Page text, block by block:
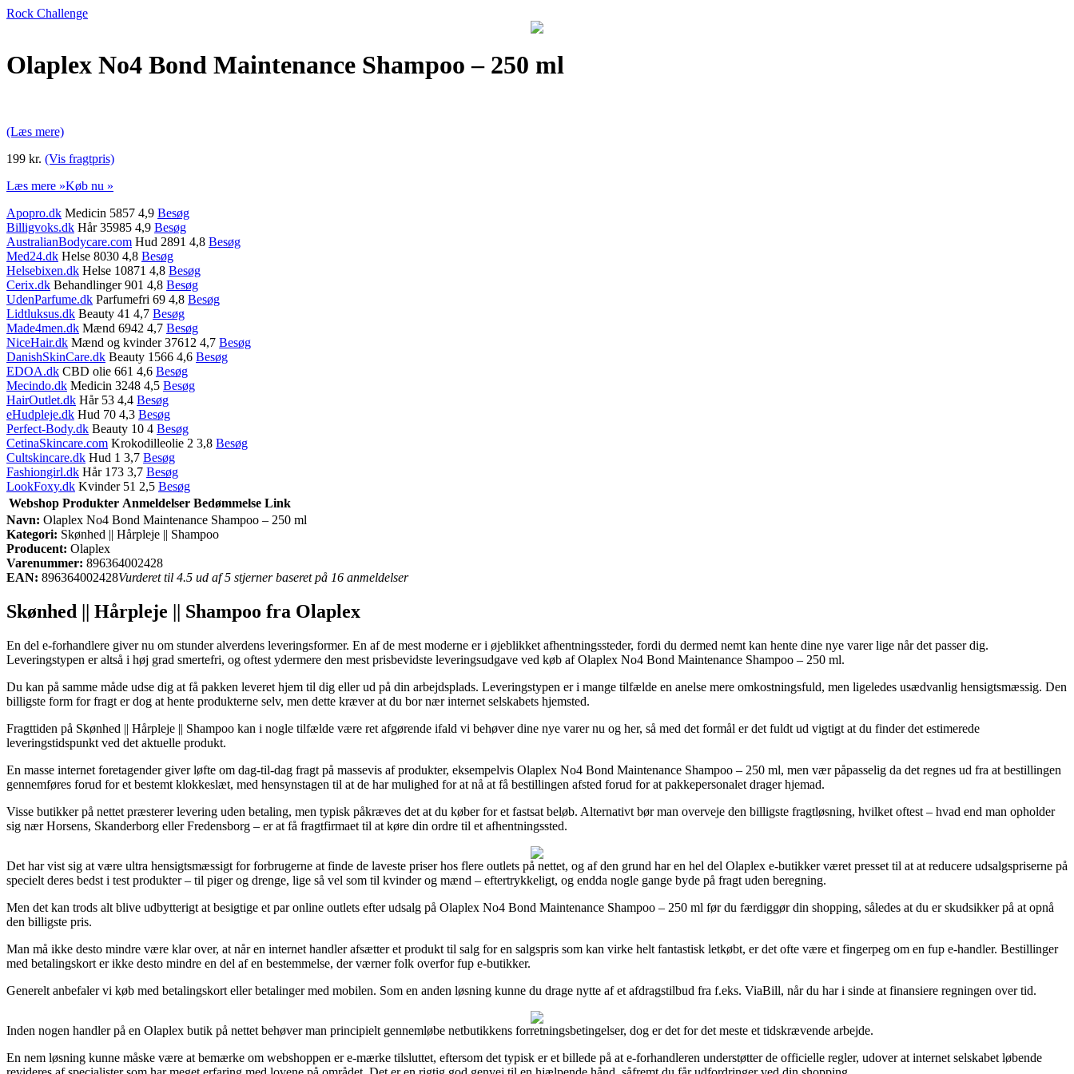
Rock Challenge
Olaplex No4 Bond Maintenance Shampoo – 250 ml
(Læs mere)
199 kr. (Vis fragtpris)
Læs mere »Køb nu »
Apopro.dk Medicin 5857 4,9 Besøg
Billigvoks.dk Hår 35985 4,9 Besøg
AustralianBodycare.com Hud 2891 4,8 Besøg
Med24.dk Helse 8030 4,8 Besøg
Helsebixen.dk Helse 10871 4,8 Besøg
Cerix.dk Behandlinger 901 4,8 Besøg
UdenParfume.dk Parfumefri 69 4,8 Besøg
Lidtluksus.dk Beauty 41 4,7 Besøg
Made4men.dk Mænd 6942 4,7 Besøg
NiceHair.dk Mænd og kvinder 37612 4,7 Besøg
DanishSkinCare.dk Beauty 1566 4,6 Besøg
EDOA.dk CBD olie 661 4,6 Besøg
Mecindo.dk Medicin 3248 4,5 Besøg
HairOutlet.dk Hår 53 4,4 Besøg
eHudpleje.dk Hud 70 4,3 Besøg
Perfect-Body.dk Beauty 10 4 Besøg
CetinaSkincare.com Krokodilleolie 2 3,8 Besøg
Cultskincare.dk Hud 1 3,7 Besøg
Fashiongirl.dk Hår 173 3,7 Besøg
LookFoxy.dk Kvinder 51 2,5 Besøg
Webshop Produkter Anmeldelser Bedømmelse Link
Navn: Olaplex No4 Bond Maintenance Shampoo – 250 ml
Kategori: Skønhed || Hårpleje || Shampoo
Producent: Olaplex
Varenummer: 896364002428
EAN: 896364002428Vurderet til 4.5 ud af 5 stjerner baseret på 16 anmeldelser
Skønhed || Hårpleje || Shampoo fra Olaplex
En del e-forhandlere giver nu om stunder alverdens leveringsformer. En af de mest moderne er i øjeblikket afhentningssteder, fordi du dermed nemt kan hente dine nye varer lige når det passer dig.
Leveringstypen er altså i høj grad smertefri, og oftest ydermere den mest prisbevidste leveringsudgave ved køb af Olaplex No4 Bond Maintenance Shampoo – 250 ml.
Du kan på samme måde udse dig at få pakken leveret hjem til dig eller ud på din arbejdsplads. Leveringstypen er i mange tilfælde en anelse mere omkostningsfuld, men ligeledes usædvanlig hensigtsmæssig. Den
billigste form for fragt er dog at hente produkterne selv, men dette kræver at du bor nær internet selskabets hjemsted.
Fragttiden på Skønhed || Hårpleje || Shampoo kan i nogle tilfælde være ret afgørende ifald vi behøver dine nye varer nu og her, så med det formål er det fuldt ud vigtigt at du finder det estimerede
leveringstidspunkt ved det aktuelle produkt.
En masse internet foretagender giver løfte om dag-til-dag fragt på massevis af produkter, eksempelvis Olaplex No4 Bond Maintenance Shampoo – 250 ml, men vær påpasselig da det regnes ud fra at bestillingen
gennemføres forud for et bestemt klokkeslæt, med hensynstagen til at de har mulighed for at nå at få bestillingen afsted forud for at pakkepersonalet drager hjemad.
Visse butikker på nettet præsterer levering uden betaling, men typisk påkræves det at du køber for et fastsat beløb. Alternativt bør man overveje den billigste fragtløsning, hvilket oftest – hvad end man opholder
sig nær Horsens, Skanderborg eller Fredensborg – er at få fragtfirmaet til at køre din ordre til et afhentningssted.
Det har vist sig at være ultra hensigtsmæssigt for forbrugerne at finde de laveste priser hos flere outlets på nettet, og af den grund har en hel del Olaplex e-butikker været presset til at at reducere udsalgspriserne på
specielt deres bedst i test produkter – til piger og drenge, lige så vel som til kvinder og mænd – eftertrykkeligt, og endda nogle gange byde på fragt uden beregning.
Men det kan trods alt blive udbytterigt at besigtige et par online outlets efter udsalg på Olaplex No4 Bond Maintenance Shampoo – 250 ml før du færdiggør din shopping, således at du er skudsikker på at opnå
den billigste pris.
Man må ikke desto mindre være klar over, at når en internet handler afsætter et produkt til salg for en salgspris som kan virke helt fantastisk letkøbt, er det ofte være et fingerpeg om en fup e-handler. Bestillinger
med betalingskort er ikke desto mindre en del af en bestemmelse, der værner folk overfor fup e-butikker.
Generelt anbefaler vi køb med betalingskort eller betalinger med mobilen. Som en anden løsning kunne du drage nytte af et afdragstilbud fra f.eks. ViaBill, når du har i sinde at finansiere regningen over tid.
Inden nogen handler på en Olaplex butik på nettet behøver man principielt gennemløbe netbutikkens forretningsbetingelser, dog er det for det meste et tidskrævende arbejde.
En nem løsning kunne måske være at bemærke om webshoppen er e-mærke tilsluttet, eftersom det typisk er et billede på at e-forhandleren understøtter de officielle regler, udover at internet selskabet løbende